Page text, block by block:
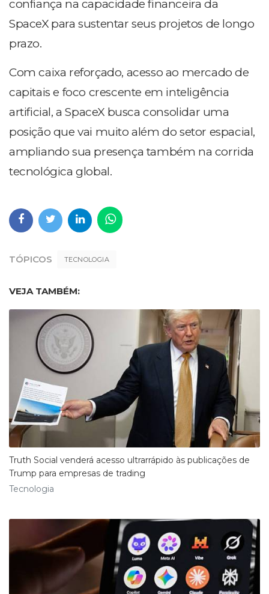
confiança na capacidade financeira da
SpaceX para sustentar seus projetos de longo
prazo.
Com caixa reforçado, acesso ao mercado de
capitais e foco crescente em inteligência
artificial, a SpaceX busca consolidar uma
posição que vai muito além do setor espacial,
ampliando sua presença também na corrida
tecnológica global.
TÓPICOS TECNOLOGIA
VEJA TAMBÉM:
Truth Social venderá acesso ultrarrápido às publicações de
Trump para empresas de trading
Tecnologia